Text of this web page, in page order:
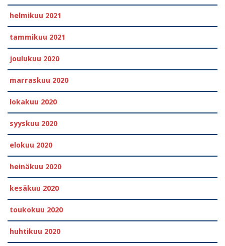
helmikuu 2021
tammikuu 2021
joulukuu 2020
marraskuu 2020
lokakuu 2020
syyskuu 2020
elokuu 2020
heinäkuu 2020
kesäkuu 2020
toukokuu 2020
huhtikuu 2020